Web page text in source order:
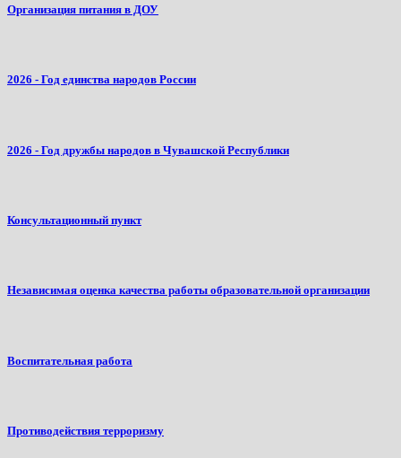
Организация питания в ДОУ
2026 - Год единства народов России
2026 - Год дружбы народов в Чувашской Республики
Консультационный пункт
Независимая оценка качества работы образовательной организации
Воспитательная работа
Противодействия терроризму